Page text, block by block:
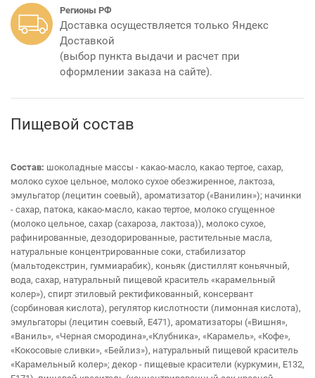
Регионы РФ
Доставка осуществляется только Яндекс
Доставкой
(выбор пункта выдачи и расчет при
оформлении заказа на сайте).
Пищевой состав
Cостав: шоколадные массы - какао-масло, какао тертое, сахар,
молоко сухое цельное, молоко сухое обезжиренное, лактоза,
эмульгатор (лецитин соевый), ароматизатор («Ванилин»); начинки
- сахар, патока, какао-масло, какао тертое, молоко сгущенное
(молоко цельное, сахар (сахароза, лактоза)), молоко сухое,
рафинированные, дезодорированные, растительные масла,
натуральные концентрированные соки, стабилизатор
(мальтодекстрин, гуммиарабик), коньяк (дистиллят коньячный,
вода, сахар, натуральный пищевой краситель «карамельный
колер»), спирт этиловый ректификованный, консервант
(сорбиновая кислота), регулятор кислотности (лимонная кислота),
эмульгаторы (лецитин соевый, Е471), ароматизаторы («Вишня»,
«Ваниль», «Черная смородина»,«Клубника», «Карамель», «Кофе»,
«Кокосовые сливки», «Бейлиз»), натуральный пищевой краситель
«Карамельный колер»; декор - пищевые красители (куркумин, Е132,